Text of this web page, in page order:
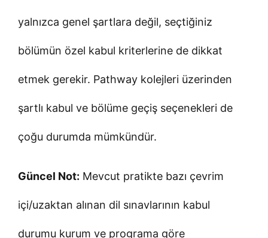
yalnızca genel şartlara değil, seçtiğiniz
bölümün özel kabul kriterlerine de dikkat
etmek gerekir. Pathway kolejleri üzerinden
şartlı kabul ve bölüme geçiş seçenekleri de
çoğu durumda mümkündür.
Güncel Not: Mevcut pratikte bazı çevrim
içi/uzaktan alınan dil sınavlarının kabul
durumu kurum ve programa göre